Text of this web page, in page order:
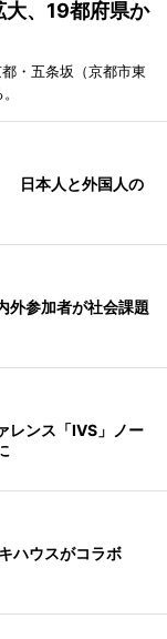
、19都府県か
・五条坂（京都市東
日本人と外国人の
参加者が社会課題
レンス「IVS」ノー
ハウスがコラボ